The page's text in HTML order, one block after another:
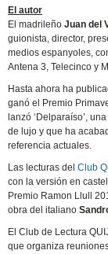
El autor
El madrileñoJuan del
guionista, director,
medios espanyoles,
Antena 3, Telecinco y
Hasta ahora ha
ganó el Premio
lanzó ‘Delparaíso’,
de lujo y que ha
referencia actuales.
Las lecturas delClub
con la versión en
Premio Ramon Llull
obra del italiano
El Club de Lectura
que organiza